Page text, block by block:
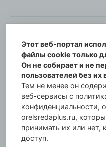
© Информационный
Орловская cреда-
Свидетельство о
00254 от 29 октября
Газета
Федеральной службы
информационных
коммуникаций по
Главный редактор:
Этот веб-портал
файлы cookie только
Он не собирает и не
пользователей без их
Тем не менее он
веб-сервисы с
конфиденциальности,
orelsredaplus.ru,
принимать их или нет,
доступ.